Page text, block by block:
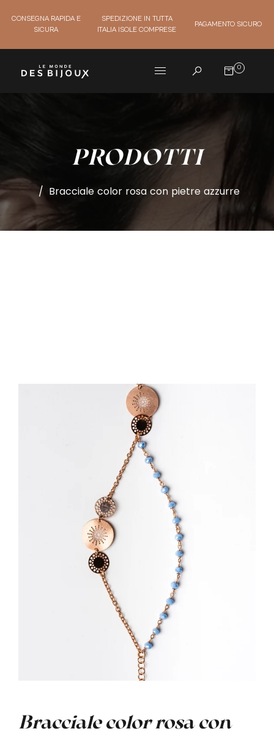
CONSEGNA RAPIDA E
SICURA
SPEDIZIONE IN TUTTA
ITALIA ISOLE COMPRESE
PAGAMENTO SICURO
0
PRODOTTI
/ Bracciale color rosa con pietre azzurre
Bracciale color rosa con